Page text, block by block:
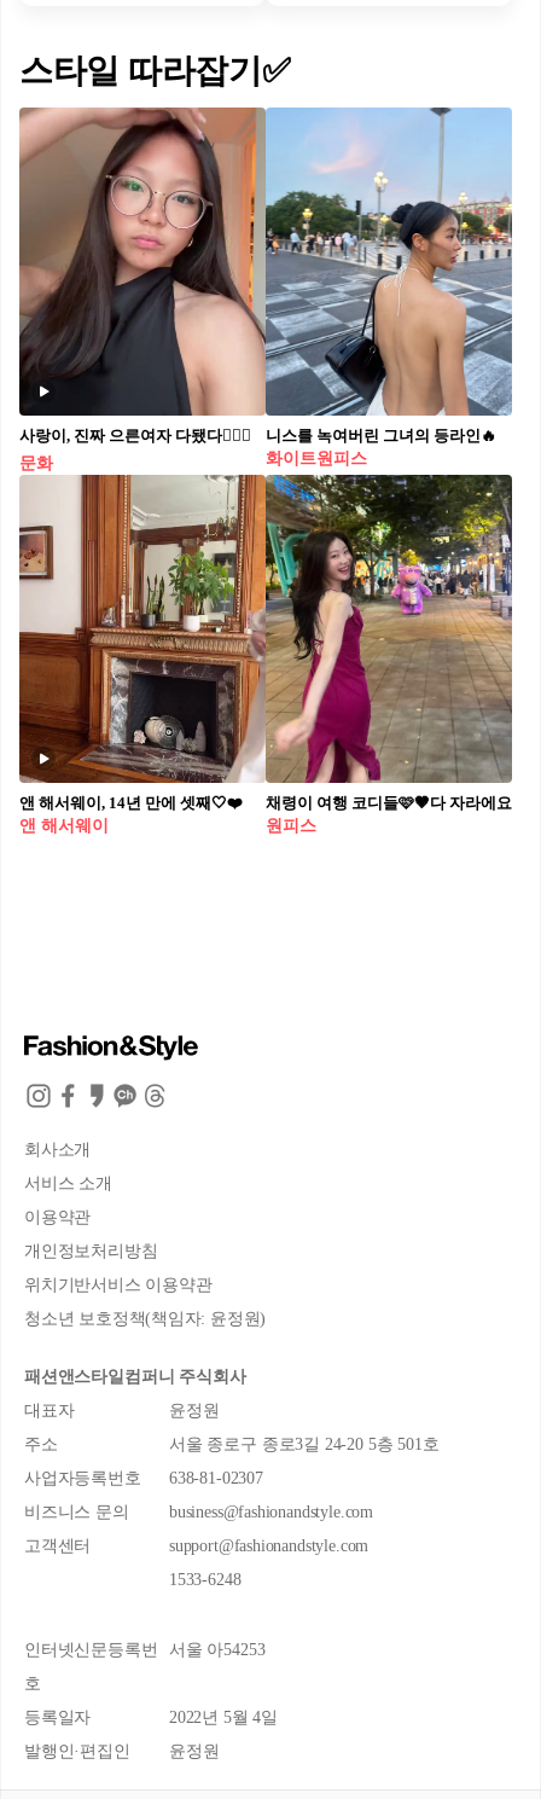
스타일 따라잡기✅
사랑이, 진짜 으른여자 다됐다🙋🏻‍♀️
문화
니스를 녹여버린 그녀의 등라인🔥
화이트원피스
앤 해서웨이, 14년 만에 셋째🤍❤️
앤 해서웨이
채령이 여행 코디들🩷🤎다 자라에요
원피스
회사소개
서비스 소개
이용약관
개인정보처리방침
위치기반서비스 이용약관
청소년 보호정책(책임자: 윤정원)
패션앤스타일컴퍼니 주식회사
대표자
윤정원
주소
서울 종로구 종로3길 24-20 5층 501호
사업자등록번호
638-81-02307
비즈니스 문의
business@fashionandstyle.com
고객센터
support@fashionandstyle.com
1533-6248
인터넷신문등록번
호
서울 아54253
등록일자
2022년 5월 4일
발행인·편집인
윤정원